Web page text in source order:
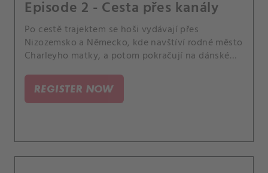
Episode 2 - Cesta přes kanály
Po cestě trajektem se hoši vydávají přes
Nizozemsko a Německo, kde navštíví rodné město
Charleyho matky, a potom pokračují na dánské
REGISTER NOW